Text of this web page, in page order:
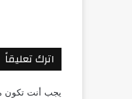
اترك تعليقاً
يجب أنت تكون